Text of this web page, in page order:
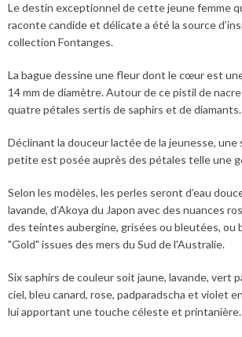
Le destin exceptionnel de cette jeune femme
raconte candide et délicate a été la source
collection Fontanges.
La bague dessine une fleur dont le cœur est
14 mm de diamètre. Autour de ce pistil de
quatre pétales sertis de saphirs et de diamants.
Déclinant la douceur lactée de la jeunesse, une
petite est posée auprès des pétales telle une
Selon les modèles, les perles seront d’eau
lavande, d’Akoya du Japon avec des nuances
des teintes aubergine, grisées ou bleutées, ou
"Gold" issues des mers du Sud de l'Australie.
Six saphirs de couleur soit jaune, lavande, vert
ciel, bleu canard, rose, padparadscha et violet
lui apportant une touche céleste et printanière.